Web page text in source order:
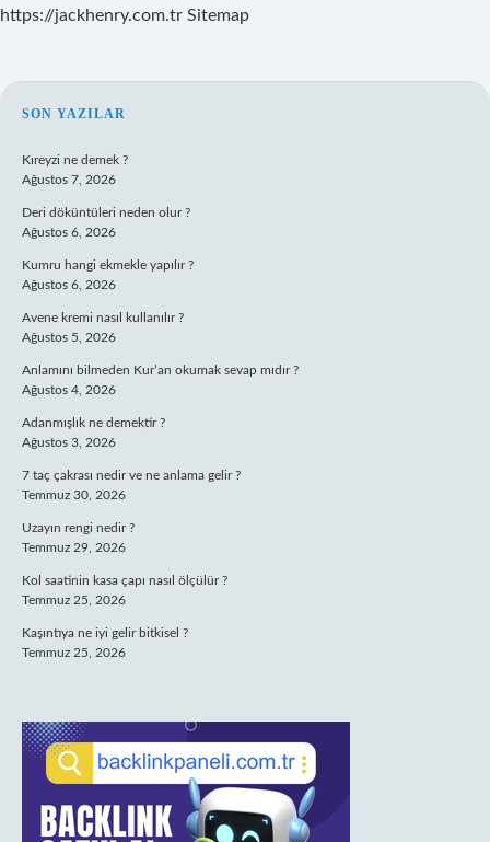
https://jackhenry.com.tr Sitemap
SIDEBAR
SON YAZILAR
Kıreyzi ne demek ?
Ağustos 7, 2026
Deri döküntüleri neden olur ?
Ağustos 6, 2026
Kumru hangi ekmekle yapılır ?
Ağustos 6, 2026
Avene kremi nasıl kullanılır ?
Ağustos 5, 2026
Anlamını bilmeden Kur’an okumak sevap mıdır ?
Ağustos 4, 2026
Adanmışlık ne demektir ?
Ağustos 3, 2026
7 taç çakrası nedir ve ne anlama gelir ?
Temmuz 30, 2026
Uzayın rengi nedir ?
Temmuz 29, 2026
Kol saatinin kasa çapı nasıl ölçülür ?
Temmuz 25, 2026
Kaşıntıya ne iyi gelir bitkisel ?
Temmuz 25, 2026